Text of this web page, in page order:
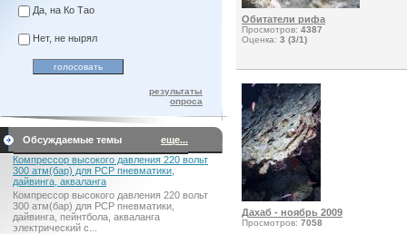
Да, на Ко Тао
Нет, не нырял
результаты
опроса
Обсуждаемые темы
еще...
Компрессор высокого давления 220 вольт
300 атм(бар) для PCP пневматики,
дайвинга, акваланга
Компрессор высокого давления 220 вольт
300 атм(бар) для PCP пневматики,
дайвинга, пейнтбола, акваланга
электрический c...
Обитатели рифа
Просмотров: 4387
Оценка: 3 (3/1)
Дахаб - ноябрь 2009
Просмотров: 7058